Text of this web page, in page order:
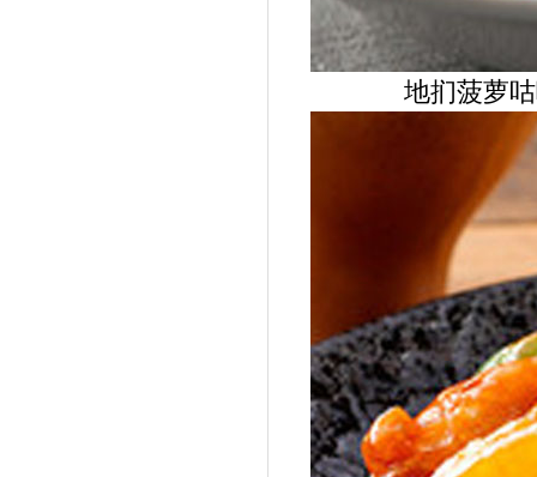
地扪菠萝